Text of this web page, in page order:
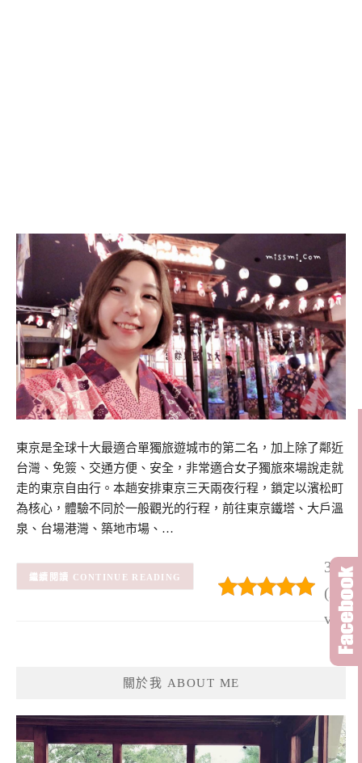
東京是全球十大最適合單獨旅遊城市的第二名，加上除了鄰近
台灣、免簽、交通方便、安全，非常適合女子獨旅來場說走就
走的東京自由行。本趟安排東京三天兩夜行程，鎖定以濱松町
為核心，體驗不同於一般觀光的行程，前往東京鐵塔、大戶溫
泉、台場港灣、築地市場、…
3/5 –
(2
votes)
(2)
CONTINUE READING
關於我 ABOUT ME